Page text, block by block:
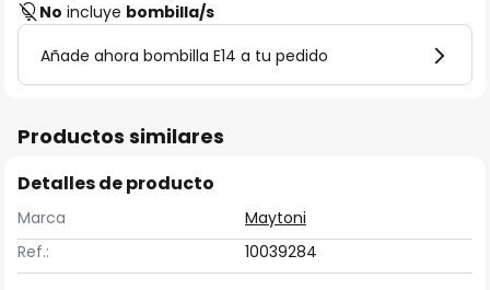
No incluye bombilla/s
Añade ahora bombilla E14 a tu pedido
Productos similares
Detalles de producto
Marca
Maytoni
Ref.:
10039284